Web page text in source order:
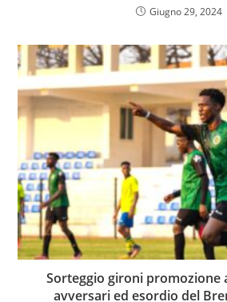
Giugno 29, 2024
Sorteggio gironi promozione
avversari ed esordio del